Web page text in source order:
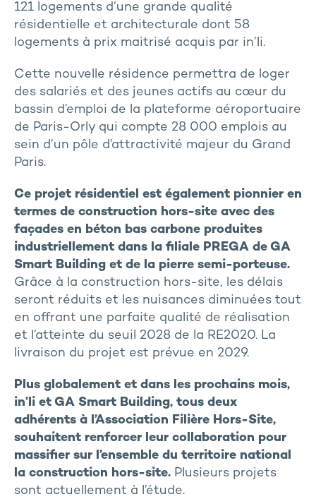
121 logements d’une grande qualité
résidentielle et architecturale dont 58
logements à prix maitrisé acquis par in’li.
Cette nouvelle résidence permettra de loger
des salariés et des jeunes actifs au cœur du
bassin d’emploi de la plateforme aéroportuaire
de Paris-Orly qui compte 28 000 emplois au
sein d’un pôle d’attractivité majeur du Grand
Paris.
Ce projet résidentiel est également pionnier en
termes de construction hors-site avec des
façades en béton bas carbone produites
industriellement dans la filiale PREGA de GA
Smart Building et de la pierre semi-porteuse.
Grâce à la construction hors-site, les délais
seront réduits et les nuisances diminuées tout
en offrant une parfaite qualité de réalisation
et l’atteinte du seuil 2028 de la RE2020. La
livraison du projet est prévue en 2029.
Plus globalement et dans les prochains mois,
in’li et GA Smart Building, tous deux
adhérents à l’Association Filière Hors-Site,
souhaitent renforcer leur collaboration pour
massifier sur l’ensemble du territoire national
la construction hors-site. Plusieurs projets
sont actuellement à l’étude.